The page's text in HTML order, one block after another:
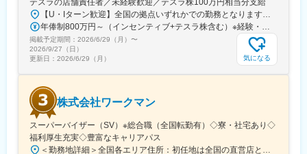
す。また、業界未経験での中途入社者も活躍中です。
■働き方
土日祝休みのため、プライベートの時間も確保しやすく、メリハ
リをつけながら長期的にキャリアを築ける環境です。
掲載予定期間： 2026/6/29（月） 〜
2026/9/27（日）
更新日： 2026/6/29（月） 気になる
株式会社ワークマン
スーパーバイザー（SV）※総合職（全国転勤有）◇寮・社宅あり◇
福利厚生充実◇豊富なキャリアパス